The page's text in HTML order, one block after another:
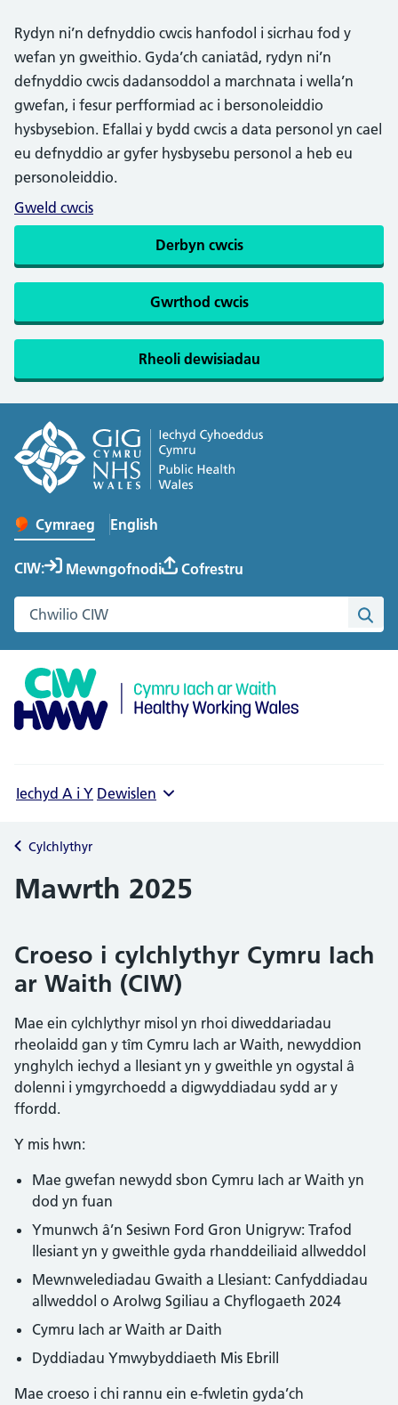
Rydyn ni’n defnyddio cwcis hanfodol i sicrhau fod y
wefan yn gweithio. Gyda’ch caniatâd, rydyn ni’n
defnyddio cwcis dadansoddol a marchnata i wella’n
gwefan, i fesur perfformiad ac i bersonoleiddio
hysbysebion. Efallai y bydd cwcis a data personol yn cael
eu defnyddio ar gyfer hysbysebu personol a heb eu
personoleiddio.
Gweld cwcis
Derbyn cwcis
Gwrthod cwcis
Rheoli dewisiadau
Newid iaith y wefan
Cymraeg English
– Change the language to English
CIW: Mewngofnodi Cofrestru
Chwilio gwefan Cymru Iach ar Waith
Iechyd A i Y Dewislen
Cylchlythyr
Mawrth 2025
Croeso i cylchlythyr Cymru Iach
ar Waith (CIW)
Mae ein cylchlythyr misol yn rhoi diweddariadau
rheolaidd gan y tîm Cymru Iach ar Waith, newyddion
ynghylch iechyd a llesiant yn y gweithle yn ogystal â
dolenni i ymgyrchoedd a digwyddiadau sydd ar y
ffordd.
Y mis hwn:
Mae gwefan newydd sbon Cymru Iach ar Waith yn
dod yn fuan
Ymunwch â’n Sesiwn Ford Gron Unigryw: Trafod
llesiant yn y gweithle gyda rhanddeiliaid allweddol
Mewnwelediadau Gwaith a Llesiant: Canfyddiadau
allweddol o Arolwg Sgiliau a Chyflogaeth 2024
Cymru Iach ar Waith ar Daith
Dyddiadau Ymwybyddiaeth Mis Ebrill
Mae croeso i chi rannu ein e-fwletin gyda’ch